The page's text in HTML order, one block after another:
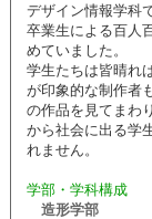
デザイン情報学科
卒業生による百人
めていました。
学生たちは皆晴れ
が印象的な制作者
の作品を見てまわ
から社会に出る学
れません。
学部・学科構成
造形学部